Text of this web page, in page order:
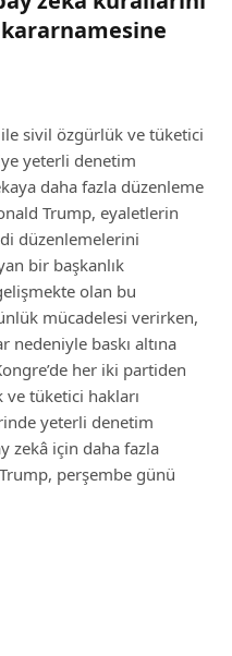
sivil özgürlük ve tüketici
yeterli denetim
daha fazla düzenleme
Trump, eyaletlerin
düzenlemelerini
bir başkanlık
olan bu
mücadelesi verirken,
nedeniyle baskı altına
her iki partiden
ve tüketici hakları
yeterli denetim
zekâ için daha fazla
perşembe günü